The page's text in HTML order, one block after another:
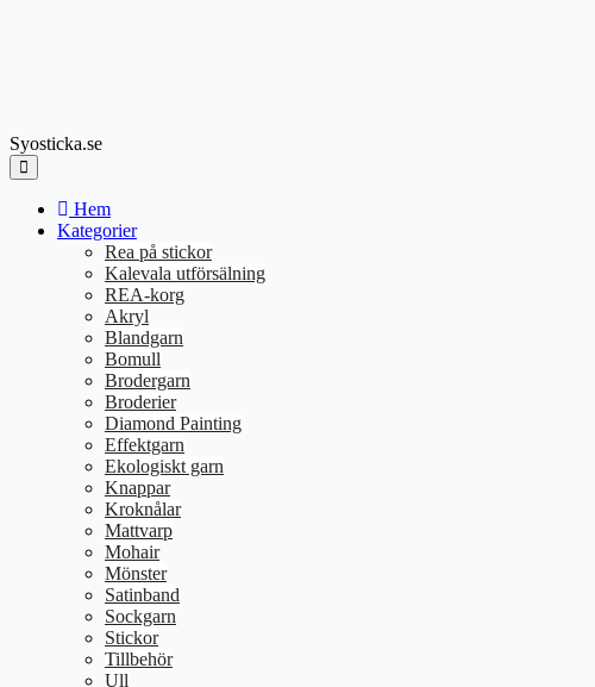
Syosticka.se
Hem
Kategorier
Rea på stickor
Kalevala utförsälning
REA-korg
Akryl
Blandgarn
Bomull
Brodergarn
Broderier
Diamond Painting
Effektgarn
Ekologiskt garn
Knappar
Kroknålar
Mattvarp
Mohair
Mönster
Satinband
Sockgarn
Stickor
Tillbehör
Ull